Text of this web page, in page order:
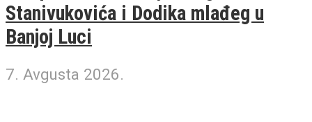
Stanivukovića i Dodika mlađeg u
Banjoj Luci
7. Avgusta 2026.